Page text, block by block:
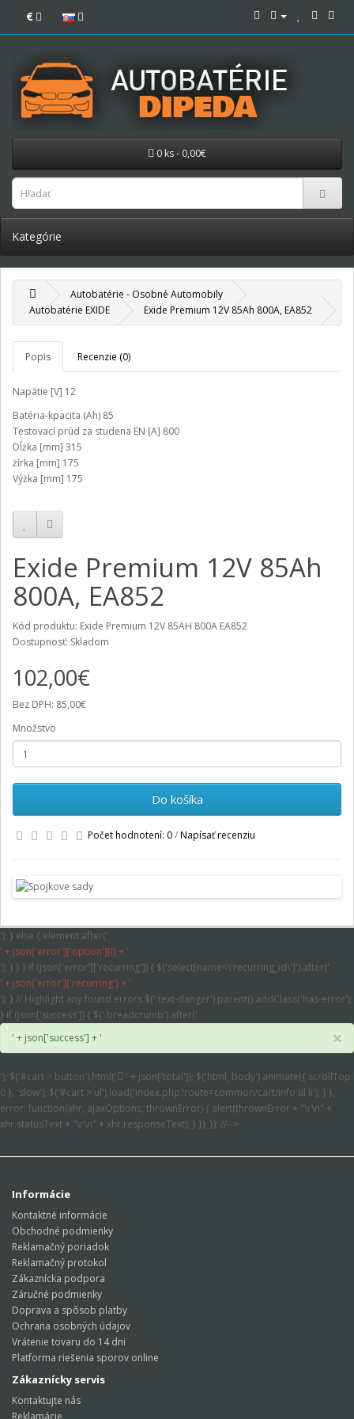
€
0 ks - 0,00€
Kategórie
Autobatérie - Osobné Automobily
Autobatérie EXIDE
Exide Premium 12V 85Ah 800A, EA852
Popis Recenzie (0)
Napätie [V] 12
Batéria-kpacita (Ah) 85
Testovací prúd za studena EN [A] 800
Dĺżka [mm] 315
żírka [mm] 175
Výżka [mm] 175
Exide Premium 12V 85Ah
800A, EA852
Kód produktu: Exide Premium 12V 85AH 800A EA852
Dostupnosť: Skladom
102,00€
Bez DPH: 85,00€
Množstvo
Do košíka
Počet hodnotení: 0/Napísať recenziu
'); } else { element.after('
' + json['error']['option'][i] + '
'); } } } if (json['error']['recurring']) { $('select[name=\'recurring_id\']').after('
' + json['error']['recurring'] + '
'); } // Highlight any found errors $('.text-danger').parent().addClass('has-error');
} if (json['success']) { $('.breadcrumb').after('
' + json['success'] + '
×
'); $('#cart > button').html('
' + json['total']); $('html, body').animate({ scrollTop:
0 }, 'slow'); $('#cart > ul').load('index.php?route=common/cart/info ul li'); } },
error: function(xhr, ajaxOptions, thrownError) { alert(thrownError + "\r\n" +
xhr.statusText + "\r\n" + xhr.responseText); } }); }); //-->
Informácie
Kontaktné informácie
Obchodné podmienky
Reklamačný poriadok
Reklamačný protokol
Zákaznícka podpora
Záručné podmienky
Doprava a spôsob platby
Ochrana osobných údajov
Vrátenie tovaru do 14 dni
Platforma riešenia sporov online
Zákaznícky servis
Kontaktujte nás
Reklamácie